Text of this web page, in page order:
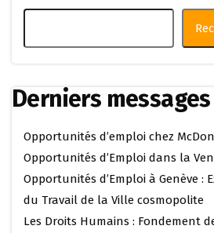
Derniers messages
Opportunités d’emploi chez
Opportunités d’Emploi dans la
Opportunités d’Emploi à Genève :
du Travail de la Ville cosmopolite
Les Droits Humains : Fondement